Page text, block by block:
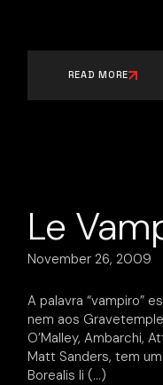
READ MORE
Le
November 26, 2009
A palavra “vampiro”
nem aos
O’Malley, Ambarchi,
Matt Sanders, tem
Borealis li